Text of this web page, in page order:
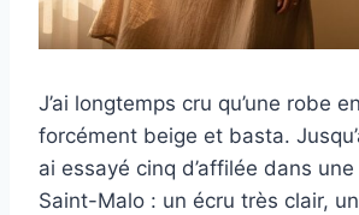
J’ai longtemps cru qu’une robe
forcément beige et basta.
ai essayé cinq d’affilée dans
Saint-Malo : un écru très clair,